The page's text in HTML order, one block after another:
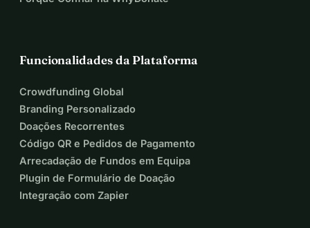
Funcionalidades da Plataforma
Crowdfunding Global
Branding Personalizado
Doações Recorrentes
Código QR e Pedidos de Pagamento
Arrecadação de Fundos em Equipa
Plugin de Formulário de Doação
Integração com Zapier